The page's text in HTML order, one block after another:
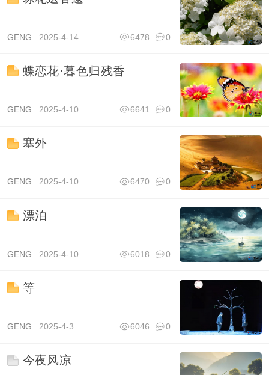
GENG 2025-4-14 0
6478
蝶恋花·暮色归残香
GENG 2025-4-10 0
6641
塞外
GENG 2025-4-10 0
6470
漂泊
GENG 2025-4-10 0
6018
等
GENG 2025-4-3 0
6046
今夜风凉